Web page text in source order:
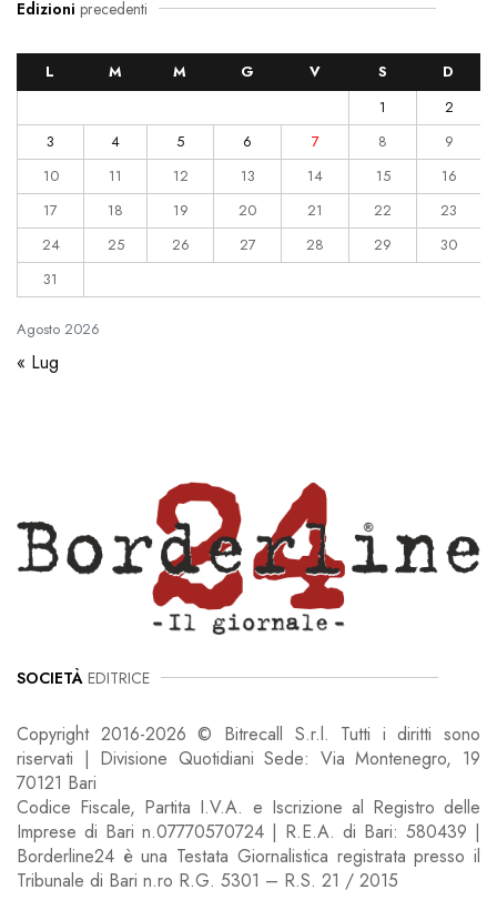
Edizioni precedenti
Agosto 2026
L M M G V S
D
1
2
3
4 5 6 7 8
9
10
11 12 13 14 15
16
17
18 19 20 21 22
23
24
25 26 27 28 29
30
31
« Lug
SOCIETÀ EDITRICE
Copyright 2016-2026 © Bitrecall S.r.l. Tutti i diritti sono
riservati | Divisione Quotidiani Sede: Via Montenegro, 19
70121 Bari
Codice Fiscale, Partita I.V.A. e Iscrizione al Registro delle
Imprese di Bari n.07770570724 | R.E.A. di Bari: 580439 |
Borderline24 è una Testata Giornalistica registrata presso il
Tribunale di Bari n.ro R.G. 5301 – R.S. 21 / 2015